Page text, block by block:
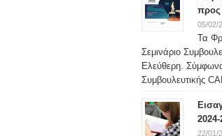
προς
05/02/
Τα
Σεμινάριο
Ελεύθερη.
Συμβουλευτικής
2024-
22/01/